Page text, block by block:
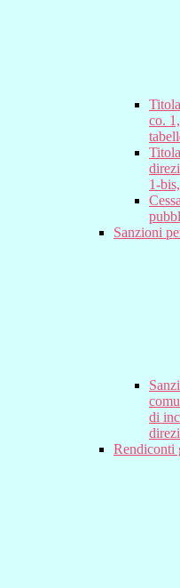
co.
1-
Sanzioni
di
Rendiconti